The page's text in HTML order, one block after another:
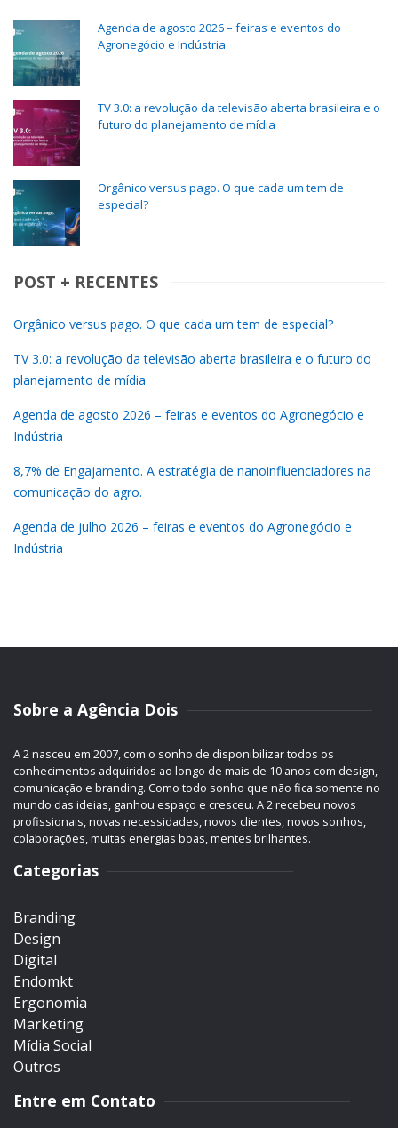
Agenda de agosto 2026 – feiras e eventos do
Agronegócio e Indústria
TV 3.0: a revolução da televisão aberta brasileira e o
futuro do planejamento de mídia
Orgânico versus pago. O que cada um tem de
especial?
POST + RECENTES
Orgânico versus pago. O que cada um tem de especial?
TV 3.0: a revolução da televisão aberta brasileira e o futuro do
planejamento de mídia
Agenda de agosto 2026 – feiras e eventos do Agronegócio e
Indústria
8,7% de Engajamento. A estratégia de nanoinfluenciadores na
comunicação do agro.
Agenda de julho 2026 – feiras e eventos do Agronegócio e
Indústria
Sobre a Agência Dois
A 2 nasceu em 2007, com o sonho de disponibilizar todos os
conhecimentos adquiridos ao longo de mais de 10 anos com design,
comunicação e branding. Como todo sonho que não fica somente no
mundo das ideias, ganhou espaço e cresceu. A 2 recebeu novos
profissionais, novas necessidades, novos clientes, novos sonhos,
colaborações, muitas energias boas, mentes brilhantes.
Categorias
Branding
Design
Digital
Endomkt
Ergonomia
Marketing
Mídia Social
Outros
Entre em Contato